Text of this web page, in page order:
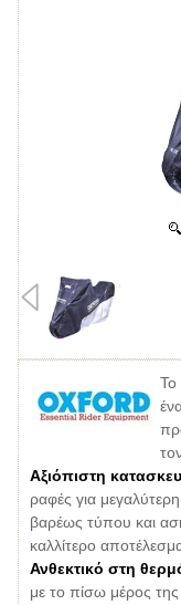
Το
Αξιόπιστη
ραφές για
βαρέως τύπου και
καλλίτερο
Ανθεκτικό στη
με το πίσω μέρος